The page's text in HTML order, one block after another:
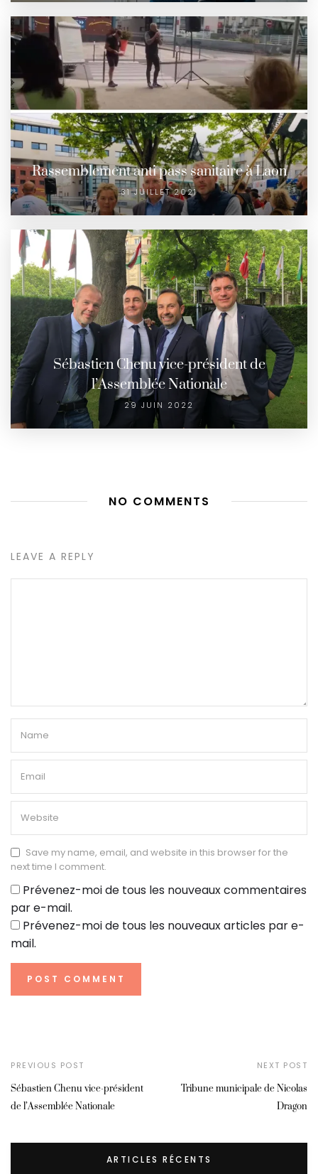
Rassemblement anti pass sanitaire à Laon
31 JUILLET 2021
Sébastien Chenu vice-président de
l’Assemblée Nationale
29 JUIN 2022
NO COMMENTS
LEAVE A REPLY
Save my name, email, and website in this browser for the
next time I comment.
Prévenez-moi de tous les nouveaux commentaires
par e-mail.
Prévenez-moi de tous les nouveaux articles par e-
mail.
PREVIOUS POST
Sébastien Chenu vice-président
de l’Assemblée Nationale
NEXT POST
Tribune municipale de Nicolas
Dragon
ARTICLES RÉCENTS